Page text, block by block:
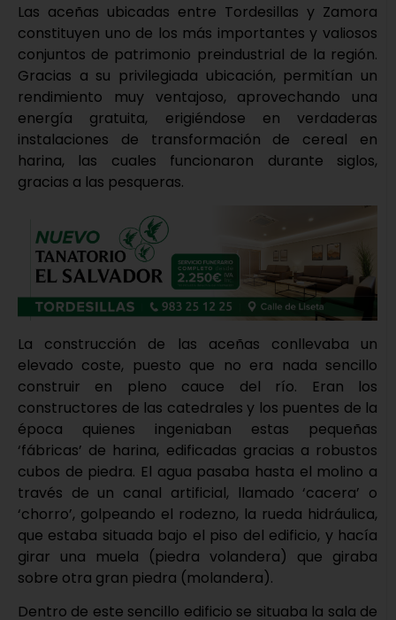
Las aceñas ubicadas entre Tordesillas y Zamora
constituyen uno de los más importantes y valiosos
conjuntos de patrimonio preindustrial de la región.
Gracias a su privilegiada ubicación, permitían un
rendimiento muy ventajoso, aprovechando una
energía gratuita, erigiéndose en verdaderas
instalaciones de transformación de cereal en
harina, las cuales funcionaron durante siglos,
gracias a las pesqueras.
La construcción de las aceñas conllevaba un
elevado coste, puesto que no era nada sencillo
construir en pleno cauce del río. Eran los
constructores de las catedrales y los puentes de la
época quienes ingeniaban estas pequeñas
‘fábricas’ de harina, edificadas gracias a robustos
cubos de piedra. El agua pasaba hasta el molino a
través de un canal artificial, llamado ‘cacera’ o
‘chorro’, golpeando el rodezno, la rueda hidráulica,
que estaba situada bajo el piso del edificio, y hacía
girar una muela (piedra volandera) que giraba
sobre otra gran piedra (molandera).
Dentro de este sencillo edificio se situaba la sala de